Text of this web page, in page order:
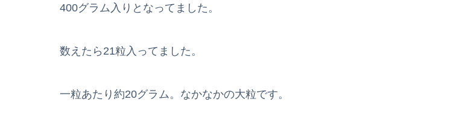
400グラム入りとなってました。
数えたら21粒入ってました。
一粒あたり約20グラム。なかなかの大粒です。